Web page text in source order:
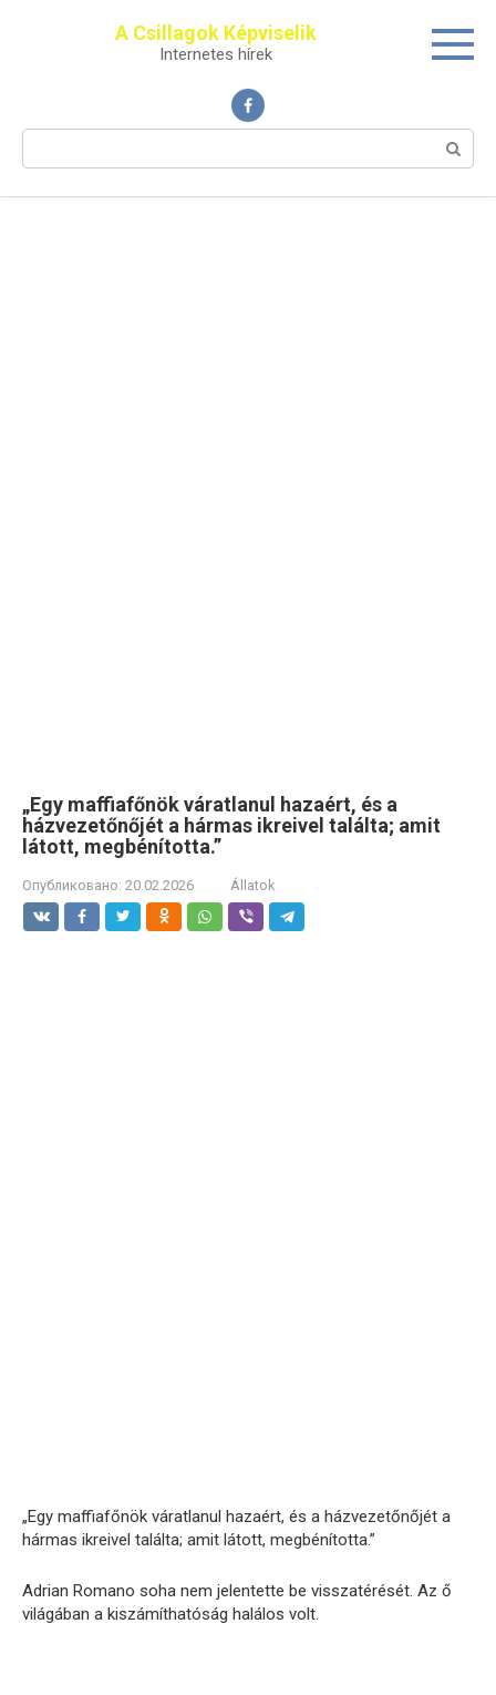
A Csillagok Képviselik
Internetes hírek
Поиск:
„Egy maffiafőnök váratlanul hazaért, és a
házvezetőnőjét a hármas ikreivel találta; amit
látott, megbénította.”
Опубликовано: 20.02.2026 Állatok
„Egy maffiafőnök váratlanul hazaért, és a házvezetőnőjét a
hármas ikreivel találta; amit látott, megbénította.”
Adrian Romano soha nem jelentette be visszatérését. Az ő
világában a kiszámíthatóság halálos volt.